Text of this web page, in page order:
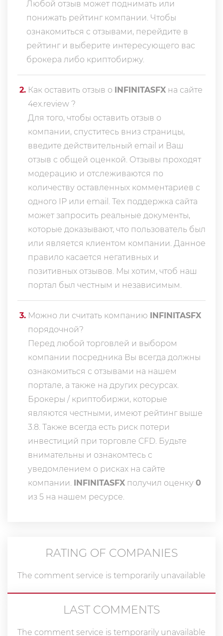
Любой отзыв может поднимать или
понижать рейтинг компании. Чтобы
ознакомиться с отзывами, перейдите в
рейтинг и выберите интересующего вас
брокера либо криптобиржу.
2. Как оставить отзыв о INFINITASFX на сайте
4ex.review ?
Для того, чтобы оставить отзыв о
компании, спуститесь вниз страницы,
введите действительный email и Ваш
отзыв с общей оценкой. Отзывы проходят
модерацию и отслеживаются по
количеству оставленных комментариев с
одного IP или email. Тех поддержка сайта
может запросить реальные документы,
которые доказывают, что пользователь был
или является клиентом компании. Данное
правило касается негативных и
позитивных отзывов. Мы хотим, чтоб наш
портал был честным и независимым.
3. Можно ли считать компанию INFINITASFX
порядочной?
Перед любой торговлей и выбором
компании посредника Вы всегда должны
ознакомиться с отзывами на нашем
портале, а также на других ресурсах.
Брокеры / криптобиржи, которые
являются честными, имеют рейтинг выше
3.8. Также всегда еcть риск потери
инвестиций при торговле CFD. Будьте
внимательны и ознакомтесь с
уведомлением о рисках на сайте
компании. INFINITASFX получил оценку 0
из 5 на нашем ресурсе.
RATING OF COMPANIES
The comment service is temporarily unavailable
LAST COMMENTS
The comment service is temporarily unavailable